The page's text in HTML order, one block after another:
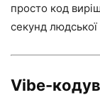
просто код
секунд людської
Vibe-